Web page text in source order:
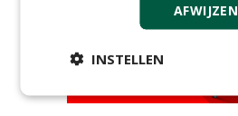
AFWIJZEN
INSTELLEN